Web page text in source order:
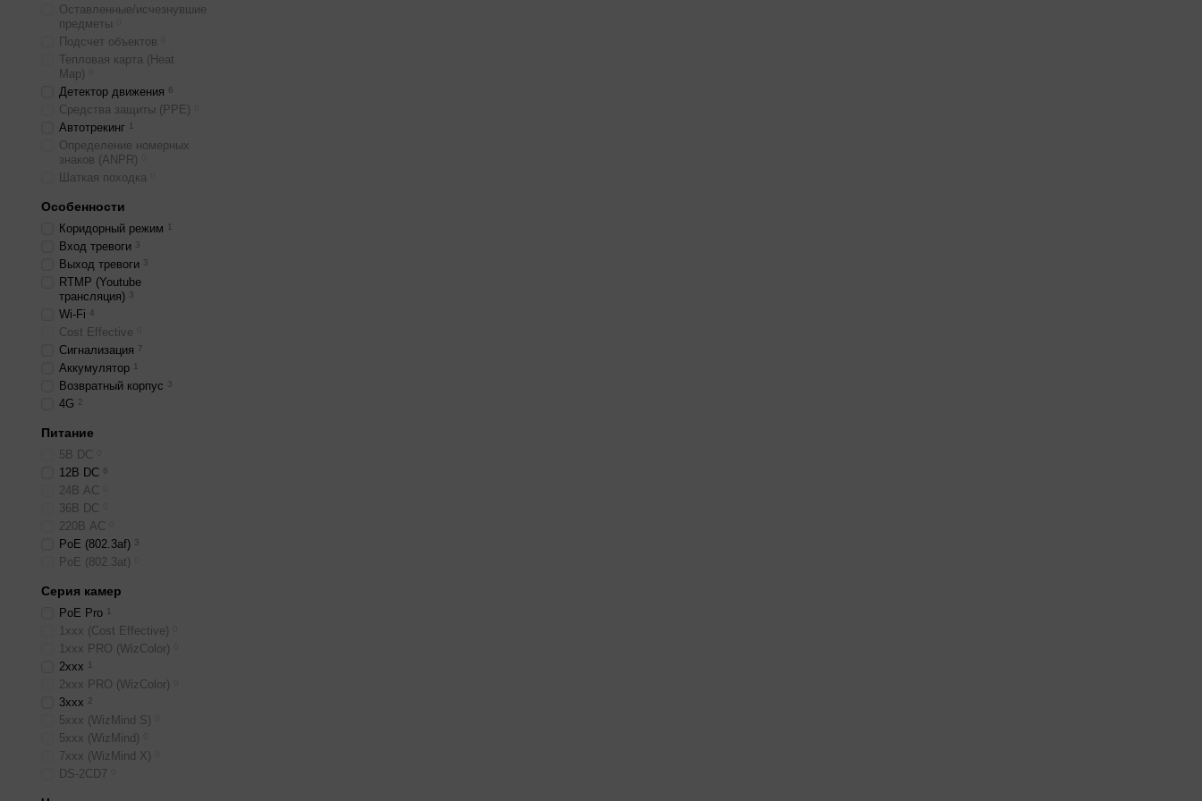
Оставленные/исчезнувшие
предметы
Подсчет объектов
Тепловая карта (Heat
Map)
Детектор движения 6
Средства защиты (PPE)
Автотрекинг 1
Определение номерных
знаков (ANPR)
Шаткая походка
Особенности
Коридорный режим 1
Вход тревоги 3
Выход тревоги 3
RTMP (Youtube
трансляция) 3
Wi-Fi 4
Cost Effective
Сигнализация 7
Аккумулятор 1
Возвратный корпус 3
4G 2
Питание
5В DС
12В DС 6
24В AС
36В DС
220В AС
PoE (802.3af) 3
PoE (802.3at)
Серия камер
PoE Pro 1
1ххх (Cost Effective)
1xxx PRO (WizColor)
2ххх 1
2xxx PRO (WizColor)
3ххх 2
5ххх (WizMind S)
5ххх (WizMind)
7xxx (WizMind X)
DS-2CD7